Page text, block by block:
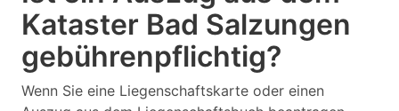
Kataster Bad Salzungen
gebührenpflichtig?
Wenn Sie eine Liegenschaftskarte oder einen